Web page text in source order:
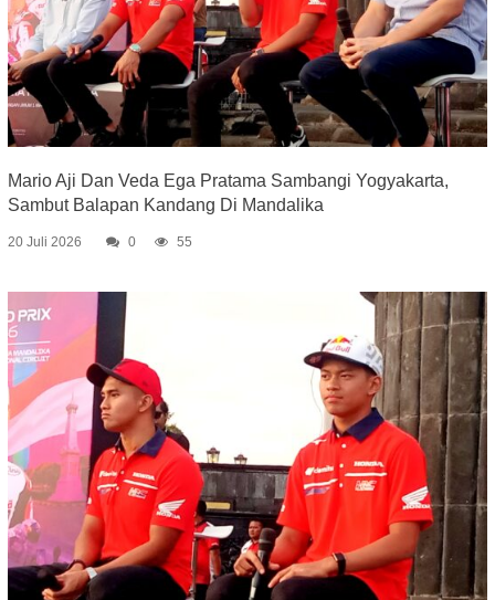
Mario Aji Dan Veda Ega Pratama Sambangi Yogyakarta,
Sambut Balapan Kandang Di Mandalika
20 Juli 2026 0 55